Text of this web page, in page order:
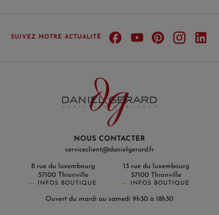
SUIVEZ NOTRE ACTUALITÉ
NOUS CONTACTER
serviceclient@danielgerard.fr
8 rue du luxembourg
57100 Thionville
INFOS BOUTIQUE
13 rue du luxembourg
57100 Thionville
INFOS BOUTIQUE
Ouvert du mardi au samedi 9h30 à 18h30